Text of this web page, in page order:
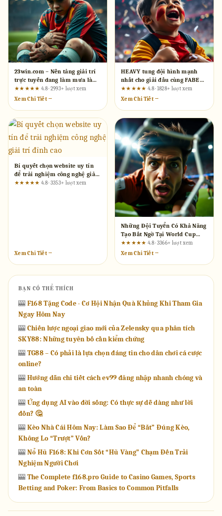
23win.com – Nền tảng giải trí
trực tuyến đang làm mưa làm
gió tại Việt Nam
★★★★★ 4.8 · 2993+ lượt xem
Xem Chi Tiết →
HEAVY tung đội hình mạnh
nhất cho giải đấu cùng FABET:
Cần xác minh thế nào?
★★★★★ 4.8 · 1828+ lượt xem
Xem Chi Tiết →
Bí quyết chọn website uy tín
để trải nghiệm công nghệ giải
trí đỉnh cao
★★★★★ 4.8 · 3353+ lượt xem
Xem Chi Tiết →
Những Đội Tuyển Có Khả Năng
Tạo Bất Ngờ Tại World Cup
2026 Trên F8bet80.one
★★★★★ 4.8 · 3366+ lượt xem
Xem Chi Tiết →
BẠN CÓ THỂ THÍCH
🎰 F168 Tặng Code - Cơ Hội Nhận Quà Khủng Khi Tham Gia
Ngay Hôm Nay
🎰 Chiến lược ngoại giao mới của Zelensky qua phân tích
SKY88: Những tuyên bố cần kiểm chứng
🎰 TG88 – Có phải là lựa chọn đáng tin cho dân chơi cá cược
online?
🎰 Hướng dẫn chi tiết cách ev99 đăng nhập nhanh chóng và
an toàn
🎰 Ứng dụng AI vào đời sống: Có thực sự dễ dàng như lời
đồn? 🤔
🎰 Kèo Nhà Cái Hôm Nay: Làm Sao Để “Bắt” Đúng Kèo,
Không Lo “Trượt” Vốn?
🎰 Nổ Hũ F168: Khi Cơn Sốt “Hũ Vàng” Chạm Đến Trải
Nghiệm Người Chơi
🎰 The Complete f168.pro Guide to Casino Games, Sports
Betting and Poker: From Basics to Common Pitfalls